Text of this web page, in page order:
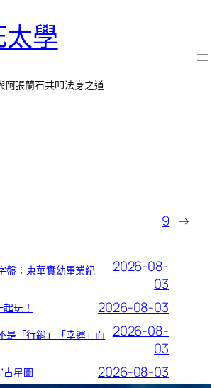
學
阿張蘭石共叩法身之道
9 →
盤：東華實幼畢業紀
2026-08-
03
玩！ 2026-08-03
是「行銷」「幸運」而
2026-08-
03
占星圖 2026-08-03